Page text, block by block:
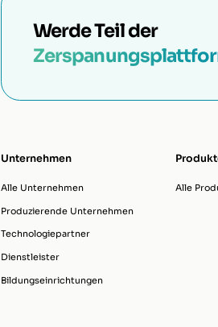
Werde Teil der
Unternehmen
Alle Unternehmen
Produzierende Unternehmen
Technologiepartner
Dienstleister
Bildungseinrichtungen
Alle